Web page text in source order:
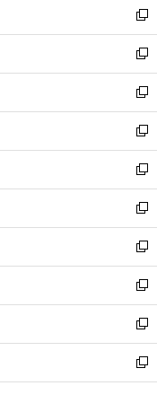
い
ウ
ィ
ン
ド
ウ
で
開
く
新
し
い
ウ
ィ
ン
ド
ウ
で
開
く
新
し
い
ウ
ィ
ン
ド
ウ
で
開
く
新
し
い
ウ
ィ
ン
ド
ウ
で
開
く
新
し
い
ウ
ィ
ン
ド
ウ
で
開
く
新
し
い
ウ
ィ
ン
ド
ウ
で
開
く
新
し
い
ウ
ィ
ン
ド
ウ
で
開
新
し
い
ウ
ィ
ン
ド
ウ
新
し
い
ウ
ィ
ン
新
し
い
ウ
新
し